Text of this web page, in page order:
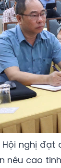
Hội nghị đạt
nêu cao